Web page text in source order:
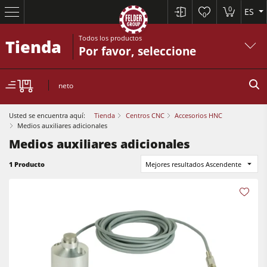
0
0 ES
Sierras circulares y escuadradoras
Escuadradoras-tupís
Combinadas de 5 operaciones
Centros CNC
Sierras circulares y escuadradoras
Cepilladoras-regruesadoras
Tupís
Tienda Todos los productos
Por favor, seleccione
neto
Usted se encuentra aquí: Tienda Centros CNC
Accesorios HNC
Medios auxiliares adicionales
Medios auxiliares adicionales
1 Producto Mejores resultados Ascendente